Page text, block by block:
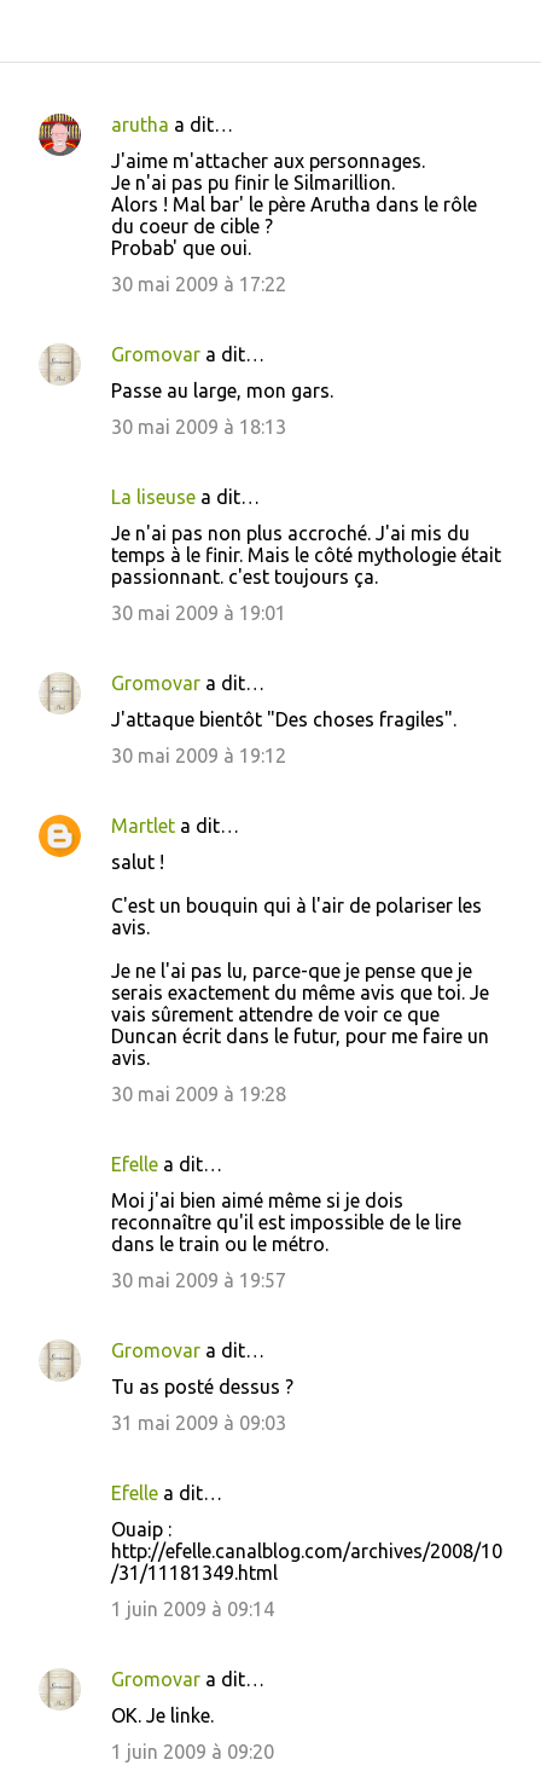
C
t
a
arutha a dit…
J'aime m'attacher aux personnages.
Je n'ai pas pu finir le Silmarillion.
Alors ! Mal bar' le père Arutha dans le rôle
du coeur de cible ?
Probab' que oui.
30 mai 2009 à 17:22
Gromovar a dit…
Passe au large, mon gars.
30 mai 2009 à 18:13
La liseuse a dit…
Je n'ai pas non plus accroché. J'ai mis du
temps à le finir. Mais le côté mythologie était
passionnant. c'est toujours ça.
30 mai 2009 à 19:01
Gromovar a dit…
J'attaque bientôt "Des choses fragiles".
30 mai 2009 à 19:12
Martlet a dit…
salut !
C'est un bouquin qui à l'air de polariser les
avis.
Je ne l'ai pas lu, parce-que je pense que je
serais exactement du même avis que toi. Je
vais sûrement attendre de voir ce que
Duncan écrit dans le futur, pour me faire un
avis.
30 mai 2009 à 19:28
Efelle a dit…
Moi j'ai bien aimé même si je dois
reconnaître qu'il est impossible de le lire
dans le train ou le métro.
30 mai 2009 à 19:57
Gromovar a dit…
Tu as posté dessus ?
31 mai 2009 à 09:03
Efelle a dit…
Ouaip :
http://efelle.canalblog.com/archives/2008/10
/31/11181349.html
1 juin 2009 à 09:14
Gromovar a dit…
OK. Je linke.
1 juin 2009 à 09:20